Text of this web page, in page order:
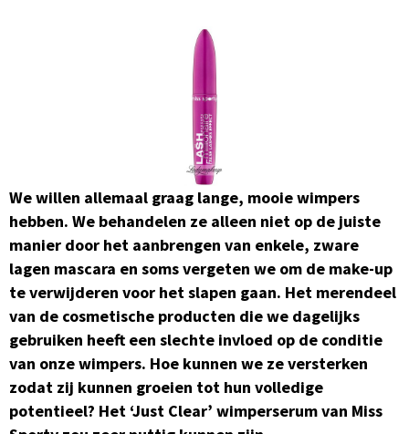
We willen allemaal graag lange, mooie wimpers
hebben. We behandelen ze alleen niet op de juiste
manier door het aanbrengen van enkele, zware
lagen mascara en soms vergeten we om de make-up
te verwijderen voor het slapen gaan. Het merendeel
van de cosmetische producten die we dagelijks
gebruiken heeft een slechte invloed op de conditie
van onze wimpers. Hoe kunnen we ze versterken
zodat zij kunnen groeien tot hun volledige
potentieel? Het ‘Just Clear’ wimperserum van Miss